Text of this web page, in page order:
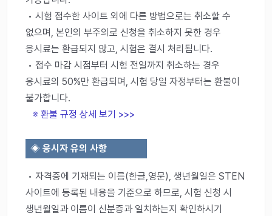
• 시험 접수한 사이트 외에 다른 방법으로는 취소할 수
없으며, 본인의 부주의로 신청을 취소하지 못한 경우
응시료는 환급되지 않고, 시험은 결시 처리됩니다.
• 접수 마감 시점부터 시험 전일까지 취소하는 경우
응시료의 50%만 환급되며, 시험 당일 자정부터는 환불이
불가합니다.
※ 환불 규정 상세 보기 >>>
◈응시자 유의 사항
• 자격증에 기재되는 이름(한글,영문), 생년월일은 STEN
사이트에 등록된 내용을 기준으로 하므로, 시험 신청 시
생년월일과 이름이 신분증과 일치하는지 확인하시기